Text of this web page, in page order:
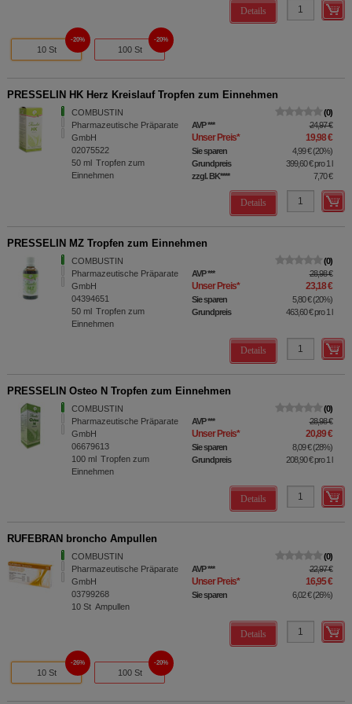
Details
10 St
20%
100 St
20%
PRESSELIN HK Herz Kreislauf Tropfen zum Einnehmen
COMBUSTIN
Pharmazeutische Präparate
GmbH
02075522
50 ml Tropfen zum
Einnehmen
0
AVP*** 24,97 €
Unser Preis* 19,98 €
Sie sparen 4,99 €(20%)
Grundpreis
399,60 €pro 1 l
zzgl. BK**** 7,70 €
Details
PRESSELIN MZ Tropfen zum Einnehmen
COMBUSTIN
Pharmazeutische Präparate
GmbH
04394651
50 ml Tropfen zum
Einnehmen
0
AVP*** 28,98 €
Unser Preis* 23,18 €
Sie sparen 5,80 €(20%)
Grundpreis
463,60 €pro 1 l
Details
PRESSELIN Osteo N Tropfen zum Einnehmen
COMBUSTIN
Pharmazeutische Präparate
GmbH
06679613
100 ml Tropfen zum
Einnehmen
0
AVP*** 28,98 €
Unser Preis* 20,89 €
Sie sparen 8,09 €(28%)
Grundpreis
208,90 €pro 1 l
Details
RUFEBRAN broncho Ampullen
COMBUSTIN
Pharmazeutische Präparate
GmbH
03799268
10 St Ampullen
0
AVP*** 22,97 €
Unser Preis* 16,95 €
Sie sparen 6,02 €(26%)
Details
10 St
26%
100 St
20%